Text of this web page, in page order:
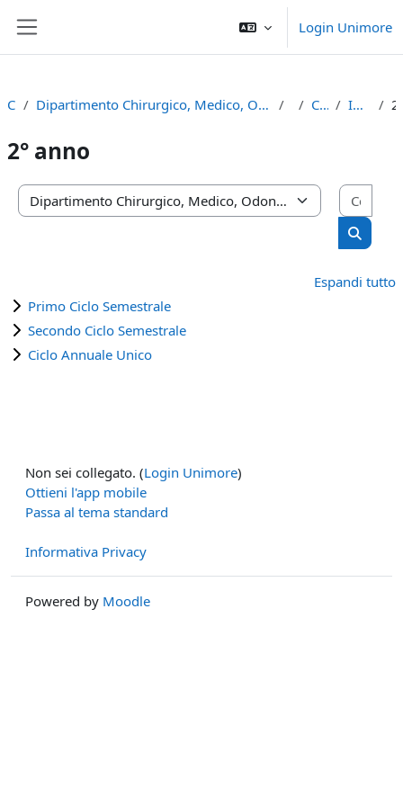
Login Unimore
Corsi Dipartimento Chirurgico, Medico, Odontoiatrico e di Scienze Morfologiche con Interesse Trapiantologico, Oncologico e di Medicina Rigenerativa 2024Corso di Laurea Infermieristica (RE)
2° anno
Categorie di corso
Cerca
Espandi tutto
Primo Ciclo Semestrale
Secondo Ciclo Semestrale
Ciclo Annuale Unico
Non sei collegato. (Login Unimore)
Ottieni l'app mobile
Passa al tema standard
Informativa Privacy
Powered by Moodle